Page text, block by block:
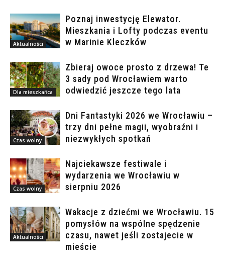
Aktualności
Poznaj inwestycję Elewator.
Mieszkania i Lofty podczas eventu
w Marinie Kleczków
Dla mieszkańca
Zbieraj owoce prosto z drzewa! Te
3 sady pod Wrocławiem warto
odwiedzić jeszcze tego lata
Czas wolny
Dni Fantastyki 2026 we Wrocławiu –
trzy dni pełne magii, wyobraźni i
niezwykłych spotkań
Czas wolny
Najciekawsze festiwale i
wydarzenia we Wrocławiu w
sierpniu 2026
Aktualności
Wakacje z dziećmi we Wrocławiu. 15
pomysłów na wspólne spędzenie
czasu, nawet jeśli zostajecie w
mieście